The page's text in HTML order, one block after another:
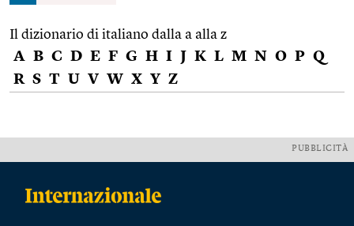
Il dizionario di italiano dalla a alla z
A B C D E F G H I J K L M N O P Q
R S T U V W X Y Z
PUBBLICITÀ